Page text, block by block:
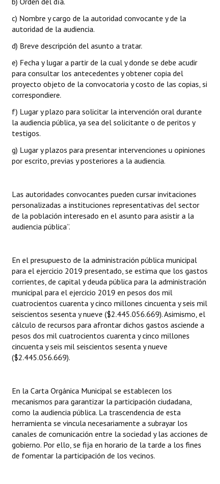
c) Nombre y cargo de la autoridad convocante y de la
autoridad de la audiencia.
d) Breve descripción del asunto a tratar.
e) Fecha y lugar a partir de la cual y donde se debe acudir
para consultar los antecedentes y obtener copia del
proyecto objeto de la convocatoria y costo de las copias, si
correspondiere.
f) Lugar y plazo para solicitar la intervención oral durante
la audiencia pública, ya sea del solicitante o de peritos y
testigos.
g) Lugar y plazos para presentar intervenciones u opiniones
por escrito, previas y posteriores a la audiencia.
Las autoridades convocantes pueden cursar invitaciones
personalizadas a instituciones representativas del sector
de la población interesado en el asunto para asistir a la
audiencia pública”.
En el presupuesto de la administración pública municipal
para el ejercicio 2019 presentado, se estima que los gastos
corrientes, de capital y deuda pública para la administración
municipal para el ejercicio 2019 en pesos dos mil
cuatrocientos cuarenta y cinco millones cincuenta y seis mil
seiscientos sesenta y nueve ($2.445.056.669). Asimismo, el
cálculo de recursos para afrontar dichos gastos asciende a
pesos dos mil cuatrocientos cuarenta y cinco millones
cincuenta y seis mil seiscientos sesenta y nueve
($2.445.056.669).
En la Carta Orgánica Municipal se establecen los
mecanismos para garantizar la participación ciudadana,
como la audiencia pública. La trascendencia de esta
herramienta se vincula necesariamente a subrayar los
canales de comunicación entre la sociedad y las acciones de
gobierno. Por ello, se fija en horario de la tarde a los fines
de fomentar la participación de los vecinos.